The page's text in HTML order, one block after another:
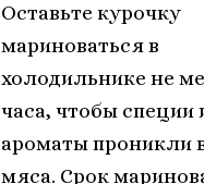
Оставьте курочку
мариноваться в
холодильнике не
часа, чтобы специи
ароматы проникли
мяса. Срок